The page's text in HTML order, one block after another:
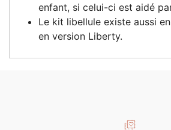
enfant, si celui-ci est aidé
Le kit libellule existe aussi
en version Liberty.